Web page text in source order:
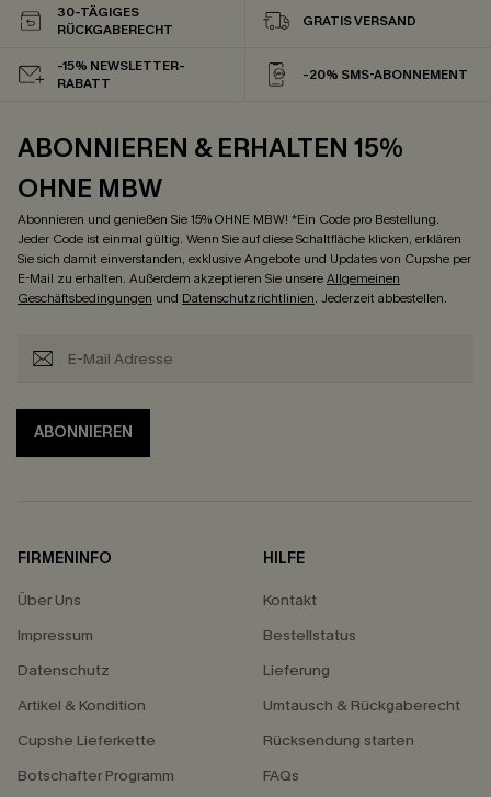
30-TÄGIGES
RÜCKGABERECHT
GRATIS VERSAND
-15% NEWSLETTER-
RABATT
-20% SMS-ABONNEMENT
ABONNIEREN & ERHALTEN 15%
OHNE MBW
Abonnieren und genießen Sie 15% OHNE MBW! *Ein Code pro Bestellung.
Jeder Code ist einmal gültig. Wenn Sie auf diese Schaltfläche klicken, erklären
Sie sich damit einverstanden, exklusive Angebote und Updates von Cupshe per
E-Mail zu erhalten. Außerdem akzeptieren Sie unsereAllgemeinen
Geschäftsbedingungen und Datenschutzrichtlinien. Jederzeit abbestellen.
ABONNIEREN
FIRMENINFO
Über Uns
Impressum
Datenschutz
Artikel & Kondition
Cupshe Lieferkette
Botschafter Programm
HILFE
Kontakt
Bestellstatus
Lieferung
Umtausch & Rückgaberecht
Rücksendung starten
FAQs